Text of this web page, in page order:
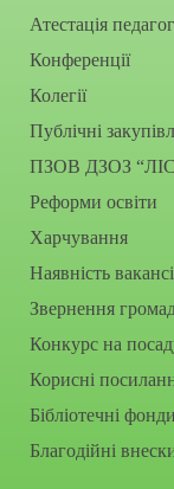
Атестація
Конференції
Колегії
Публічні
ПЗОВ ДЗОЗ
Реформи освіти
Харчування
Наявність
Звернення
Конкурс на
Корисні
Бібліотечні фонди
Благодійні